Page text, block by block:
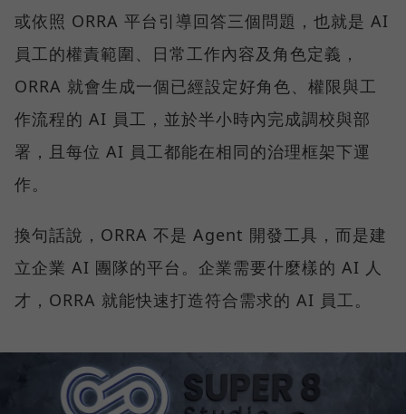
或依照 ORRA 平台引導回答三個問題，也就是 AI
員工的權責範圍、日常工作內容及角色定義，
ORRA 就會生成一個已經設定好角色、權限與工
作流程的 AI 員工，並於半小時內完成調校與部
署，且每位 AI 員工都能在相同的治理框架下運
作。
換句話說，ORRA 不是 Agent 開發工具，而是建
立企業 AI 團隊的平台。企業需要什麼樣的 AI 人
才，ORRA 就能快速打造符合需求的 AI 員工。